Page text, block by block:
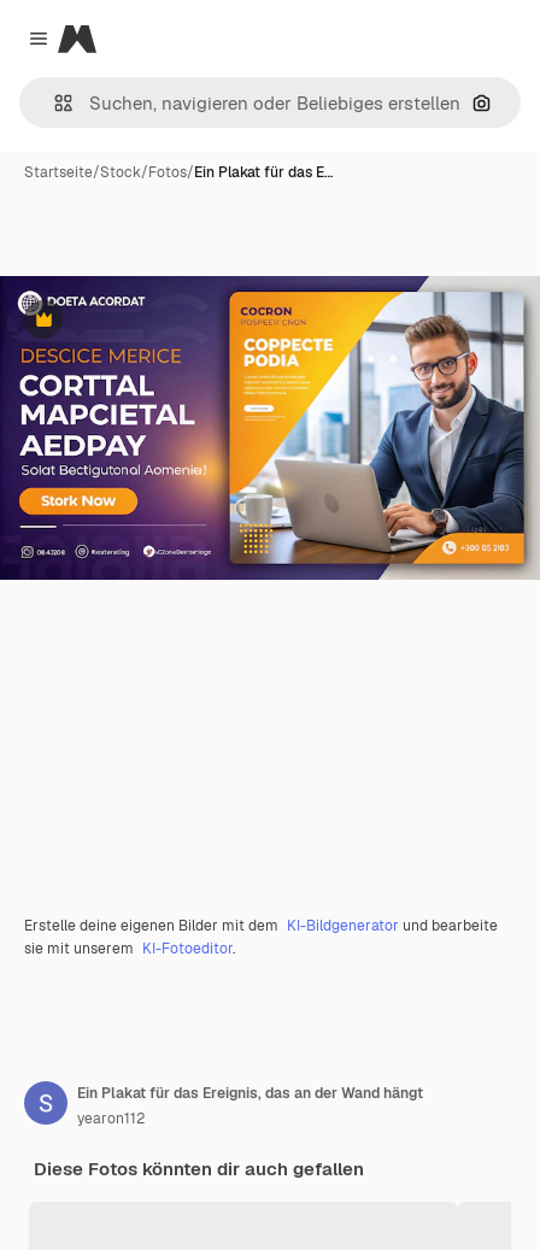
Close menu
Magnific
Nach
Startseite/Stock/Fotos/Ein Plakat für das E…
Premium
Erstelle deine eigenen Bilder mit dem KI-Bildgenerator und bearbeite
sie mit unserem KI-Fotoeditor.
Ein Plakat für das Ereignis, das an der Wand hängt
yearon112
Diese Fotos könnten dir auch gefallen